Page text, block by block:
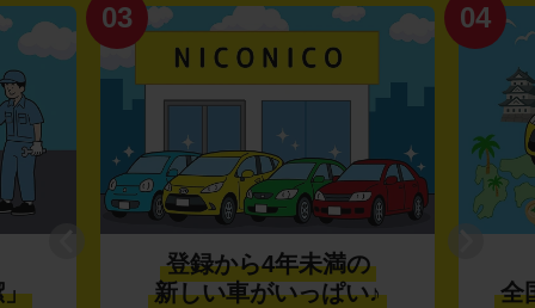
」
03
登録から4年未満の
新しい車がいっぱい♪
04
全